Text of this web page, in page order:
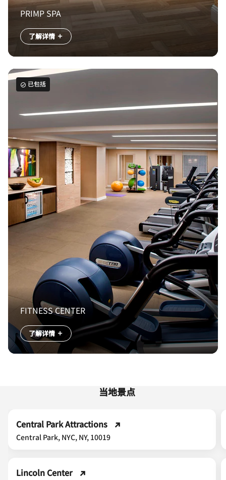
PRIMP SPA
了解详情
已包括
FITNESS CENTER
了解详情
当地景点
Central Park Attractions
Central Park, NYC, NY, 10019
Lincoln Center